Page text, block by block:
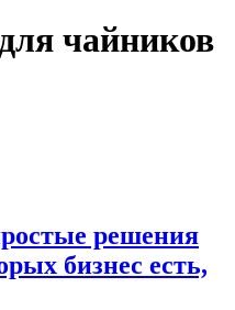
чайников
решения
бизнес есть,